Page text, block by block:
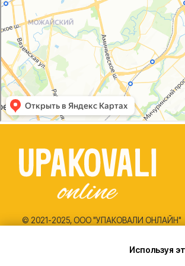
Используя
Согласие на обработку персональных данных
Политика конфиденциальности
© 2021-2025, ООО "УПАКОВАЛИ ОНЛАЙН"